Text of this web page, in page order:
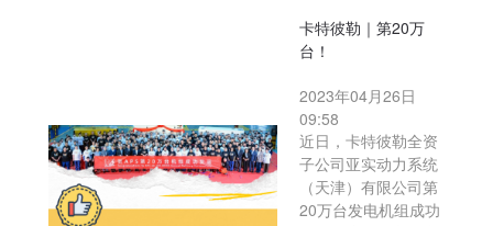
卡特彼勒｜第20万
台！
2023年04月26日
09:58
近日，卡特彼勒全资
子公司亚实动力系统
（天津）有限公司第
20万台发电机组成功